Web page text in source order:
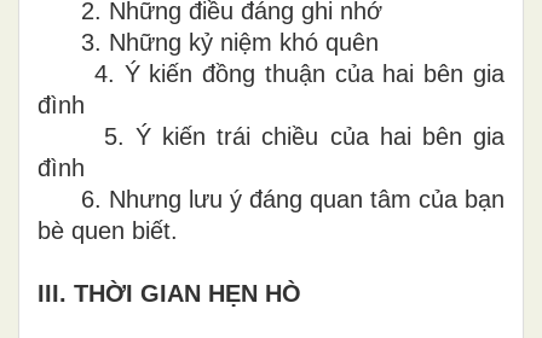
2. Những điều đáng ghi nhớ
3. Những kỷ niệm khó quên
4. Ý kiến đồng thuận của hai bên gia
đình
5. Ý kiến trái chiều của hai bên gia
đình
6. Nhưng lưu ý đáng quan tâm của bạn
bè quen biết.
III. THỜI GIAN HẸN HÒ